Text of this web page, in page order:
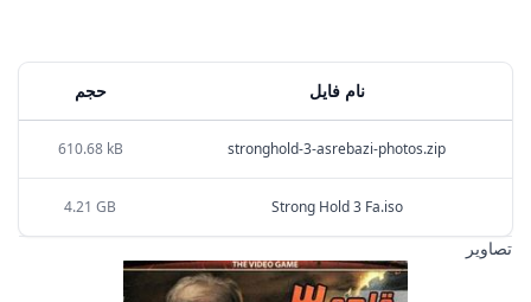
نام فایل حجم
stronghold-3-asrebazi-photos.zip
610.68 kB
Strong Hold 3 Fa.iso
4.21 GB
تصاویر